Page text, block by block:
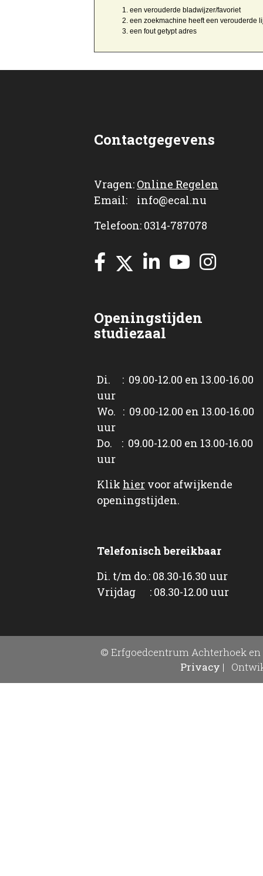
een verouderde bladwijzer/favoriet
een zoekmachine heeft een verouderde
een fout getyptadres
Contactgegevens
Vragen: Online Regelen
Email: info@ecal.nu
Telefoon: 0314-787078
Openingstijden
studiezaal
Di. : 09.00-12.00 en 13.00-16.00
uur
Wo. : 09.00-12.00 en 13.00-16.00
uur
Do. : 09.00-12.00 en 13.00-16.00
uur
Klik hier voor afwijkende
openingstijden.
Telefonisch bereikbaar
Di. t/m do.: 08.30-16.30 uur
Vrijdag : 08.30-12.00 uur
© Erfgoedcentrum Achterhoek en
Privacy |